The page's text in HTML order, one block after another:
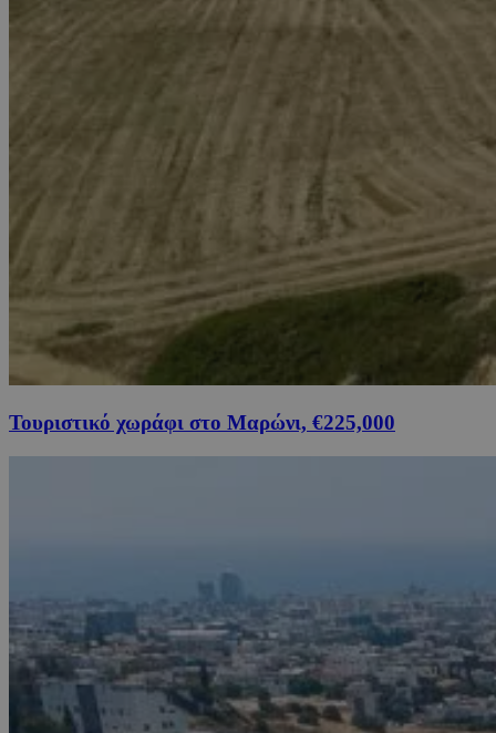
Τουριστικό χωράφι στο Μαρώνι, €225,000